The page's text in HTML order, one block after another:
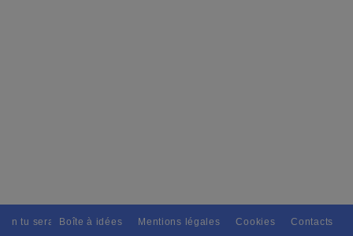
tu seras, Pour tous avec discernement. // L'amitié tu
Boîte à idées Mentions légales Cookies Contacts